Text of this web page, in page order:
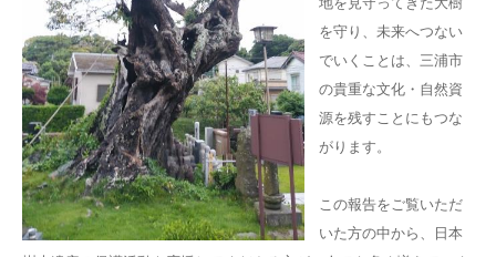
を守り、未来へつない
でいくことは、三浦市
の貴重な文化・自然資
源を残すことにもつな
がります。
この報告をご覧いただ
いた方の中から、日本